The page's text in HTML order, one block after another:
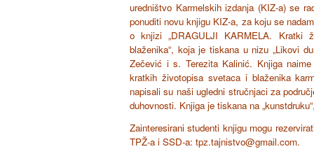
uredništvo Karmelskih izdanja (KIZ-a) se
ponuditi novu knjigu KIZ-a, za koju se
o knjizi „DRAGULJI KARMELA. Kratki
blaženika“, koja je tiskana u nizu „Likovi
Zečević i s. Terezita Kalinić. Knjiga
kratkih životopisa svetaca i blaženika
napisali su naši ugledni stručnjaci za
duhovnosti. Knjiga je tiskana na
Zainteresirani studenti knjigu mogu
TPŽ-a i SSD-a: tpz.tajnistvo@gmail.com.